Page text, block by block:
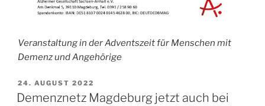
Veranstaltung in der Adventszeit für Menschen mit
Demenz und Angehörige
VERÖFFENTLICHT
AM
24. AUGUST 2022
Demenznetz Magdeburg jetzt auch bei